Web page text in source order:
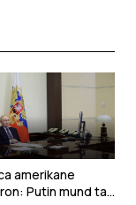
amerikane
Putin mund ta